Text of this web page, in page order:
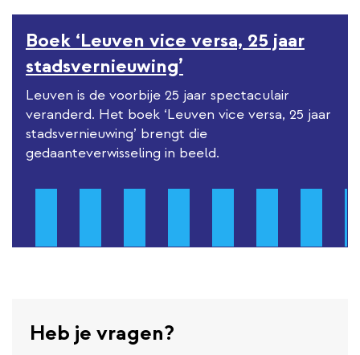
Boek ‘Leuven vice versa, 25 jaar
stadsvernieuwing’
Leuven is de voorbije 25 jaar spectaculair
veranderd. Het boek ‘Leuven vice versa, 25 jaar
stadsvernieuwing’ brengt die
gedaanteverwisseling in beeld.
Heb je vragen?